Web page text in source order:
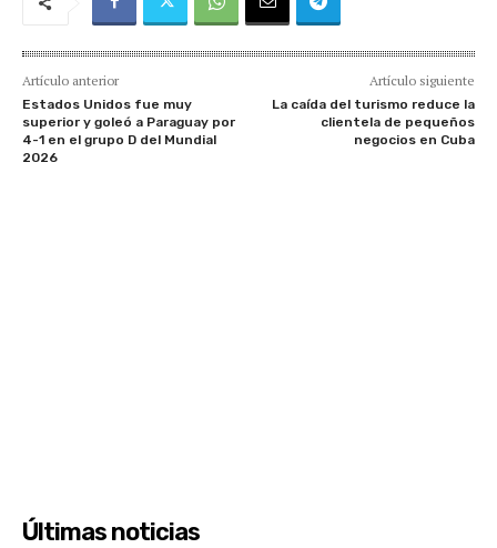
Artículo anterior
Estados Unidos fue muy
superior y goleó a Paraguay por
4-1 en el grupo D del Mundial
2026
Artículo siguiente
La caída del turismo reduce la
clientela de pequeños
negocios en Cuba
Últimas noticias